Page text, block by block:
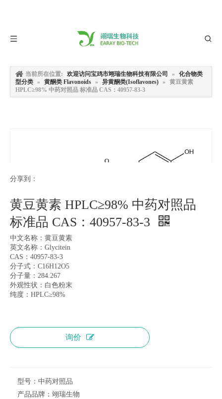
当前所在位置: 欢迎访问宝鸡市翊瑞生物科技有限公司 »
化合物类
型分类 » 黄酮类 Flavonoids » 异黄酮类(Isoflavones) »
黄豆黄素
HPLC≥98% 中药对照品 标准品 CAS：40957-83-3
分享到：
黄豆黄素 HPLC≥98% 中药对照品
标准品 CAS：40957-83-3
中文名称：黄豆黄素
英文名称：Glycitein
CAS：40957-83-3
分子式：C16H12O5
分子量：284.267
外观性状：白色粉末
纯度：HPLC≥98%
询价
型号： 中药对照品
产品品牌： 翊瑞生物